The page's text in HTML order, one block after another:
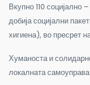
Вкупно 110 социјално
добија социјални
хигиена), во пресрет
Хуманоста и
локалната самоуправа.